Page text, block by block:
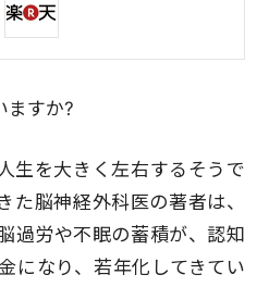
ますか?
生を大きく左右するそうで
た脳神経外科医の著者は、
過労や不眠の蓄積が、認知
になり、若年化してきてい